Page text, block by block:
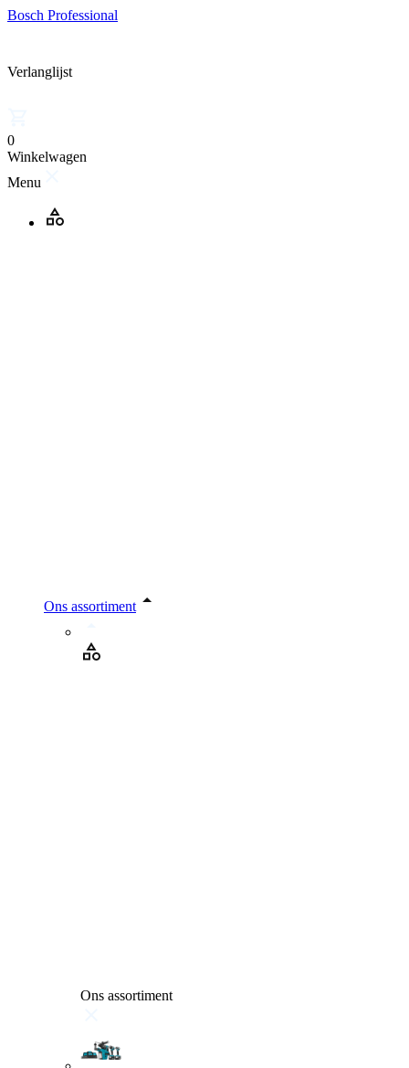
Bosch Professional
Verlanglijst
0
Winkelwagen
Menu
Ons assortiment
Ons assortiment